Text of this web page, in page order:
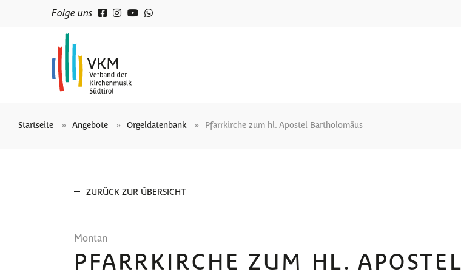
Folge uns
Startseite Angebote Orgeldatenbank Pfarrkirche zum hl. Apostel Bartholomäus
ZURÜCK ZUR ÜBERSICHT
Montan
PFARRKIRCHE ZUM HL. APOSTEL